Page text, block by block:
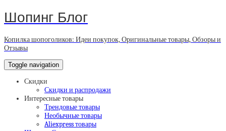
Шопинг Блог
Копилка шопоголиков: Идеи покупок, Оригинальные товары, Обзоры и
Отзывы
Toggle navigation
Скидки
Скидки и распродажи
Интересные товары
Трендовые товары
Необычные товары
Aliexpress товары